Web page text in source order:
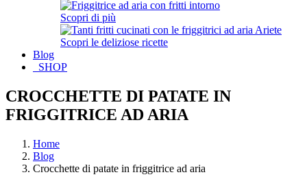
Scopri di più
Scopri le deliziose ricette
Blog
SHOP
CROCCHETTE DI PATATE IN
FRIGGITRICE AD ARIA
Home
Blog
Crocchette di patate in friggitrice ad aria